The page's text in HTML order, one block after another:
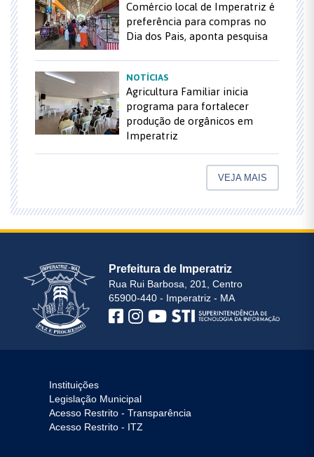
Comércio local de Imperatriz é
preferência para compras no
Dia dos Pais, aponta pesquisa
NOTÍCIAS
Agricultura Familiar inicia
programa para fortalecer
produção de orgânicos em
Imperatriz
VEJA MAIS
Prefeitura de Imperatriz
Rua Rui Barbosa, 201, Centro
65900-440 - Imperatriz - MA
Instituições
Legislação Municipal
Acesso Restrito - Transparência
Acesso Restrito - ITZ